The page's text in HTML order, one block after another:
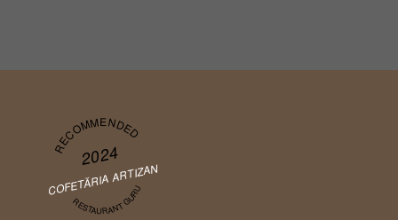
RECOMMENDED
2024
COFETĂRIA ARTIZAN
RESTAURANT GURU